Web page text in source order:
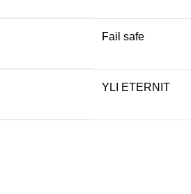
Fail safe
YLI ETERNIT